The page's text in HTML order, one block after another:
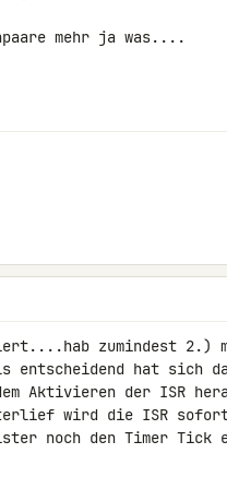
mehr ja was....
zumindest 2.)
entscheidend hat sich
Aktivieren der ISR
wird die ISR
noch den Timer Tick